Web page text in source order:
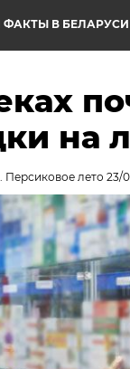
В БЕЛАРУСИ
на
лето 23/